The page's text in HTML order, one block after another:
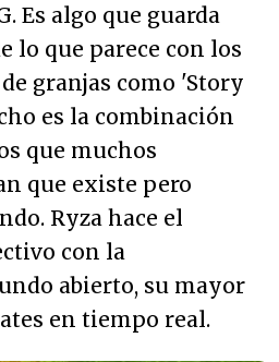
Es algo que guarda
lo que parece con los
granjas como 'Story
es la combinación
que muchos
que existe pero
Ryza hace el
con la
abierto, su mayor
en tiempo real.